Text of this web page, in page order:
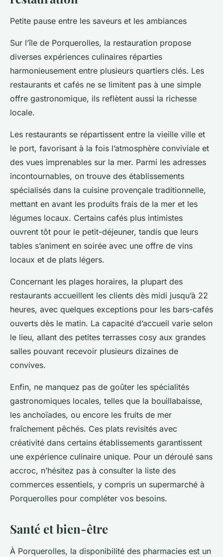
Petite pause entre les saveurs et les ambiances
Sur l’île de Porquerolles, la restauration propose
diverses expériences culinaires réparties
harmonieusement entre plusieurs quartiers clés. Les
restaurants et cafés ne se limitent pas à une simple
offre gastronomique, ils reflètent aussi la richesse
locale.
Les restaurants se répartissent entre la vieille ville et
le port, favorisant à la fois l’atmosphère conviviale et
des vues imprenables sur la mer. Parmi les adresses
incontournables, on trouve des établissements
spécialisés dans la cuisine provençale traditionnelle,
mettant en avant les produits frais de la mer et les
légumes locaux. Certains cafés plus intimistes
ouvrent tôt pour le petit-déjeuner, tandis que leurs
tables s’animent en soirée avec une offre de vins
locaux et de plats légers.
Concernant les plages horaires, la plupart des
restaurants accueillent les clients dès midi jusqu’à 22
heures, avec quelques exceptions pour les bars-cafés
ouverts dès le matin. La capacité d’accueil varie selon
le lieu, allant des petites terrasses cosy aux grandes
salles pouvant recevoir plusieurs dizaines de
convives.
Enfin, ne manquez pas de goûter les spécialités
gastronomiques locales, telles que la bouillabaisse,
les anchoïades, ou encore les fruits de mer
fraîchement pêchés. Ces plats revisités avec
créativité dans certains établissements garantissent
une expérience culinaire unique. Pour un déroulé sans
accroc, n’hésitez pas à consulter la liste des
commerces essentiels, y compris un supermarché à
Porquerolles pour compléter vos besoins.
Santé et bien-être
À Porquerolles, la disponibilité des pharmacies est un